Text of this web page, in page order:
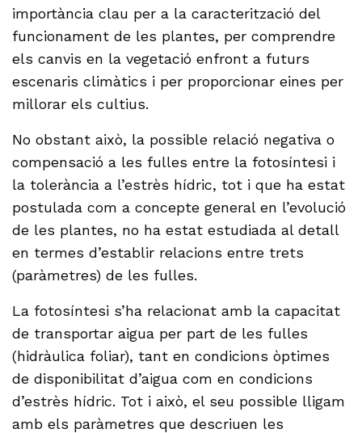
importància clau per a la caracterització del
funcionament de les plantes, per comprendre
els canvis en la vegetació enfront a futurs
escenaris climàtics i per proporcionar eines per
millorar els cultius.
No obstant això, la possible relació negativa o
compensació a les fulles entre la fotosíntesi i
la tolerància a l’estrès hídric, tot i que ha estat
postulada com a concepte general en l’evolució
de les plantes, no ha estat estudiada al detall
en termes d’establir relacions entre trets
(paràmetres) de les fulles.
La fotosíntesi s’ha relacionat amb la capacitat
de transportar aigua per part de les fulles
(hidràulica foliar), tant en condicions òptimes
de disponibilitat d’aigua com en condicions
d’estrès hídric. Tot i això, el seu possible lligam
amb els paràmetres que descriuen les